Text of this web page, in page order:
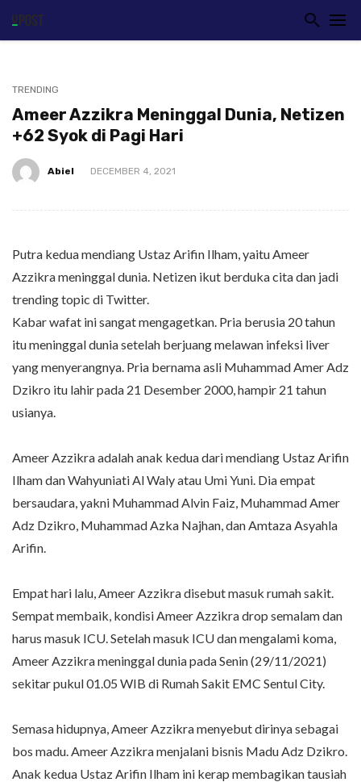
TRENDING
Ameer Azzikra Meninggal Dunia, Netizen
+62 Syok di Pagi Hari
Abiel DECEMBER 4, 2021
Putra kedua mendiang Ustaz Arifin Ilham, yaitu Ameer
Azzikra meninggal dunia. Netizen ikut berduka cita dan jadi
trending topic di Twitter.
Kabar wafat ini sangat mengagetkan. Pria berusia 20 tahun
itu meninggal dunia setelah berjuang melawan infeksi liver
yang menyerangnya. Pria bernama asli Muhammad Amer Adz
Dzikro itu lahir pada 21 Desember 2000, hampir 21 tahun
usianya.
Ameer Azzikra adalah anak kedua dari mendiang Ustaz Arifin
Ilham dan Wahyuniati Al Waly atau Umi Yuni. Dia empat
bersaudara, yakni Muhammad Alvin Faiz, Muhammad Amer
Adz Dzikro, Muhammad Azka Najhan, dan Amtaza Asyahla
Arifin.
Empat hari lalu, Ameer Azzikra disebut masuk rumah sakit.
Sempat membaik, kondisi Ameer Azzikra drop semalam dan
harus masuk ICU. Setelah masuk ICU dan mengalami koma,
Ameer Azzikra meninggal dunia pada Senin (29/11/2021)
sekitar pukul 01.05 WIB di Rumah Sakit EMC Sentul City.
Semasa hidupnya, Ameer Azzikra menyebut dirinya sebagai
bos madu. Ameer Azzikra menjalani bisnis Madu Adz Dzikro.
Anak kedua Ustaz Arifin Ilham ini kerap membagikan tausiah